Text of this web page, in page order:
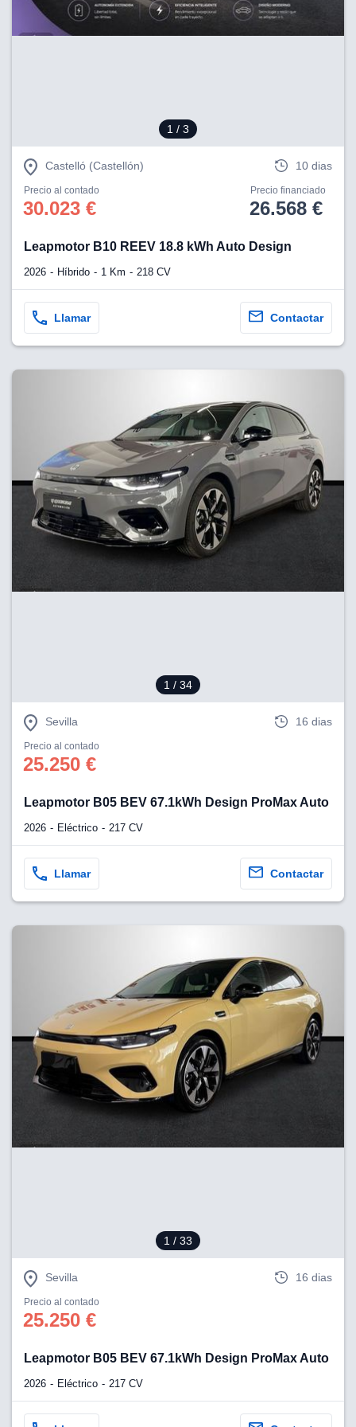
1 / 3
Castelló (Castellón) 10 dias
Precio al contado
30.023 €
Precio financiado
26.568 €
Leapmotor B10 REEV 18.8 kWh Auto Design
2026 Híbrido 1 Km 218 CV
Llamar Contactar
1 / 34
Sevilla 16 dias
Precio al contado
25.250 €
Leapmotor B05 BEV 67.1kWh Design ProMax Auto
2026 Eléctrico 217 CV
Llamar Contactar
1 / 33
Sevilla 16 dias
Precio al contado
25.250 €
Leapmotor B05 BEV 67.1kWh Design ProMax Auto
2026 Eléctrico 217 CV